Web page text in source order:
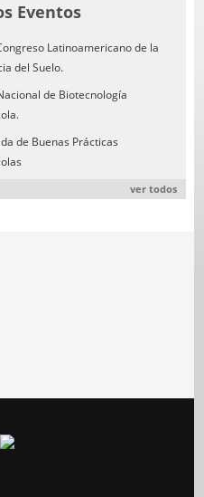
Eventos
Latinoamericano de la
del Suelo.
de Biotecnología
de Buenas Prácticas
ver todos